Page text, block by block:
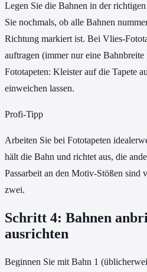
Legen Sie die Bahnen in der
Sie nochmals, ob alle Bahnen
Richtung markiert ist. Bei Vlies-
auftragen (immer nur eine
Fototapeten: Kleister auf die Tapete
einweichen lassen.
Profi-Tipp
Arbeiten Sie bei Fototapeten
hält die Bahn und richtet aus, die
Passarbeit an den Motiv-Stößen sind
zwei.
Schritt 4: Bahnen
ausrichten
Beginnen Sie mit Bahn 1